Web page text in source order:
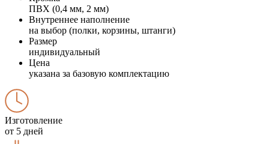
ПВХ (0,4 мм, 2 мм)
Внутреннее наполнение
на выбор (полки, корзины, штанги)
Размер
индивидуальный
Цена
указана за базовую комплектацию
Изготовление
от 5 дней